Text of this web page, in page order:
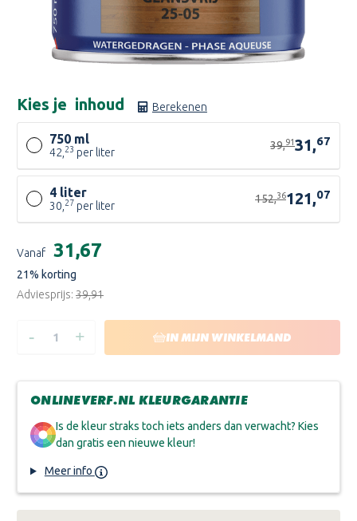
Kies je inhoud Berekenen
750 ml
42, 23 per liter
39,9131,67
4 liter
30, 27 per liter
152,36121,07
voorraad:
Vanaf €31,67
21% korting
Adviesprijs: €39,91
HOEVEELHEID
PARKETLAK
- HOEVEELHEID
PARKETLAK
+ IN MIJN WINKELMAND
ONLINEVERF.NL KLEURGARANTIE
Is de kleur straks toch iets anders dan verwacht? Kies
dan gratis een nieuwe kleur!
Meer info